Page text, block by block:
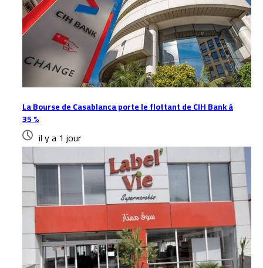
La Bourse de Casablanca porte le flottant de CIH Bank à
35 %
il y a 1 jour